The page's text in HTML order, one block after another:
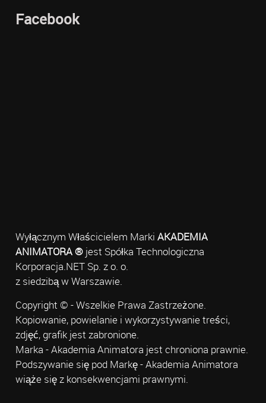
Facebook
Wyłącznym Właścicielem Marki AKADEMIA
ANIMATORA ®jest Spółka Technologiczna
Korporacja.NET Sp. z o. o.
z siedzibą w Warszawie.
Copyright © - Wszelkie Prawa Zastrzeżone.
Kopiowanie, powielanie i wykorzystywanie treści,
zdjęć, grafik jest zabronione.
Marka - Akademia Animatora jest chroniona prawnie.
Podszywanie się pod Markę - Akademia Animatora
wiąże się z konsekwencjami prawnymi.